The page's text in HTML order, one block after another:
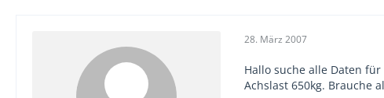
28. März 2007
Hallo suche alle Daten für
Achslast 650kg. Brauche